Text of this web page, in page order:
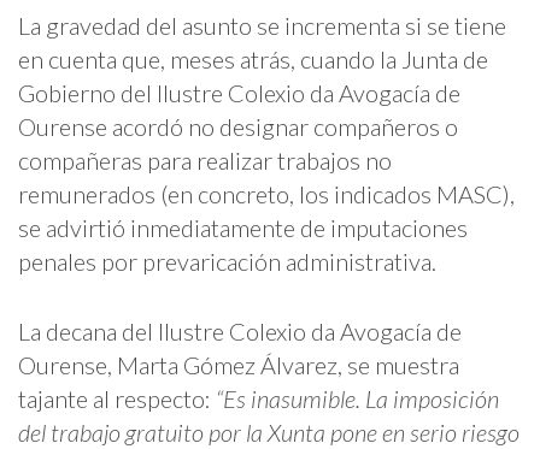
La gravedad del asunto se incrementa si se tiene
en cuenta que, meses atrás, cuando la Junta de
Gobierno del Ilustre Colexio da Avogacía de
Ourense acordó no designar compañeros o
compañeras para realizar trabajos no
remunerados (en concreto, los indicados MASC),
se advirtió inmediatamente de imputaciones
penales por prevaricación administrativa.
La decana del Ilustre Colexio da Avogacía de
Ourense, Marta Gómez Álvarez, se muestra
tajante al respecto: “Es inasumible. La imposición
del trabajo gratuito por la Xunta pone en serio riesgo